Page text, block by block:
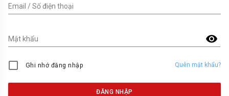
Email / Số điện thoại
visibility
Mật khẩu
Ghi nhớ đăng nhập Quên mật khẩu?
ĐĂNG NHẬP